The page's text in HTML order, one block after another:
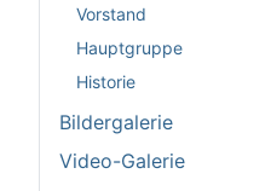
Vorstand
Hauptgruppe
Historie
Bildergalerie
Video-Galerie